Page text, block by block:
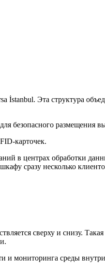
Эта структура
безопасного размещения
карточек.
в центрах обработки
сразу несколько
сверху и снизу. Такая
и мониторинга среды